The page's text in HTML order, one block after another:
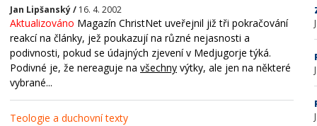
Jan Lipšanský / 16. 4. 2002
Aktualizováno Magazín ChristNet uveřejnil již tři pokračování
reakcí na články, jež poukazují na různé nejasnosti a
podivnosti, pokud se údajných zjevení v Medjugorje týká.
Podivné je, že nereaguje na všechny výtky, ale jen na některé
vybrané...
Teologie a duchovní texty